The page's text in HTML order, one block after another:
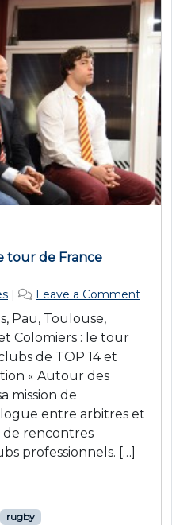
tour de France
| Leave a Comment
Pau, Toulouse,
Colomiers : le tour
de TOP 14 et
« Autour des
mission de
entre arbitres et
rencontres
professionnels. […]
rugby